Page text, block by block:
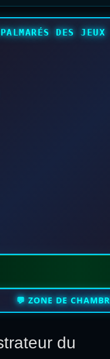
PALMARÉS DES
💬 ZONE DE
du